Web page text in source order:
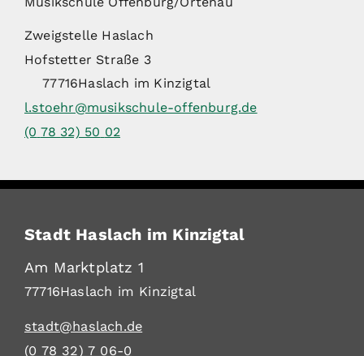
Zweigstelle Haslach
Hofstetter Straße 3
77716Haslach im Kinzigtal
l.stoehr@musikschule-offenburg.de
(0 78 32) 50 02
Stadt Haslach im Kinzigtal
Am Marktplatz 1
77716Haslach im Kinzigtal
stadt@haslach.de
(0 78 32) 7 06-0